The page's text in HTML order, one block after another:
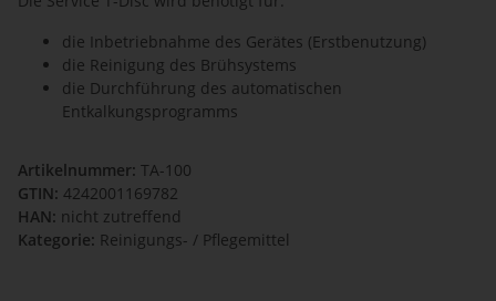
die Inbetriebnahme des Gerätes (Erstbenutzung)
die Reinigung des Brühsystems
die Durchführung des automatischen
Entkalkungsprogramms
Artikelnummer: TA-100
GTIN: 4242001169782
HAN: nicht zutreffend
Kategorie: Reinigungs- / Pflegemittel